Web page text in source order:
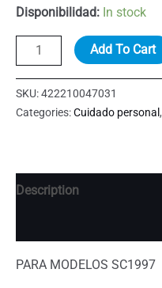
Disponibilidad: In stock
BODY
ATTACHMENT
quantity
Add To Cart
SKU:422210047031
Categories:Cuidado personal,
Description
PARA MODELOS SC1997